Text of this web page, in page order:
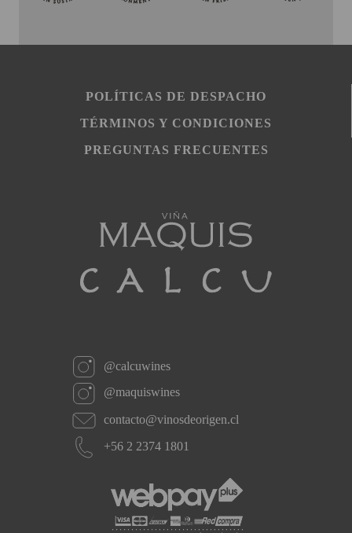
POLÍTICAS DE DESPACHO
TÉRMINOS Y CONDICIONES
PREGUNTAS FRECUENTES
@calcuwines
@maquiswines
contacto@vinosdeorigen.cl
+56 2 2374 1801